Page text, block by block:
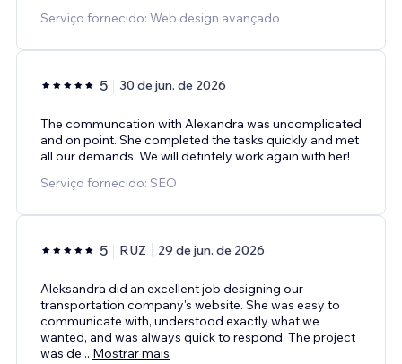
Serviço fornecido: Web design avançado
5 30 de jun. de 2026
The communcation with Alexandra was uncomplicated
and on point. She completed the tasks quickly and met
all our demands. We will defintely work again with her!
Serviço fornecido: SEO
5 RUZ 29 de jun. de 2026
Aleksandra did an excellent job designing our
transportation company's website. She was easy to
communicate with, understood exactly what we
wanted, and was always quick to respond. The project
was de... Mostrar mais